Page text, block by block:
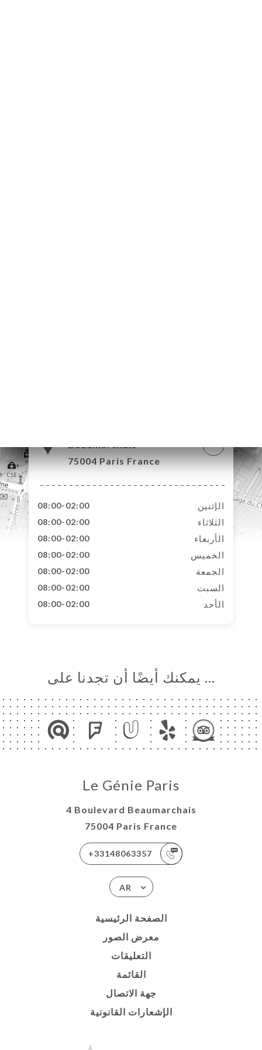
Beaumarchais
75004 Paris France
الإثنين 08:00-02:00
الثلاثاء 08:00-02:00
الأربعاء 08:00-02:00
الخميس 08:00-02:00
الجمعة 08:00-02:00
السبت 08:00-02:00
الأحد 08:00-02:00
… يمكنك أيضًا أن تجدنا على
Le Génie Paris
4 Boulevard Beaumarchais
75004 Paris France
+33148063357
AR
الصفحة الرئيسية
معرض الصور
التعليقات
القائمة
جهة الاتصال
الإشعارات القانونية